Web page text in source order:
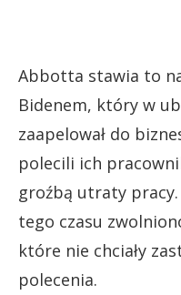
Abbotta stawia to
Bidenem, który w
zaapelował do
polecili ich
groźbą utraty
tego czasu
które nie chciały
polecenia.